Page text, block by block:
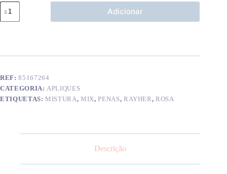
Quantidade
de
Mix
Adicionar
REF:85167264
CATEGORIA: APLIQUES
ETIQUETAS:MISTURA,MIX,PENAS, RAYHER ,ROSA
Descrição